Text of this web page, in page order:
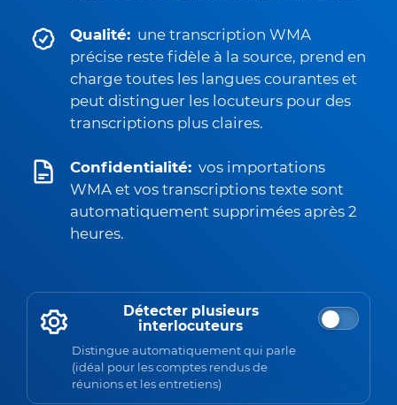
Qualité: une transcription WMA
précise reste fidèle à la source, prend en
charge toutes les langues courantes et
peut distinguer les locuteurs pour des
transcriptions plus claires.
Confidentialité: vos importations
WMA et vos transcriptions texte sont
automatiquement supprimées après 2
heures.
Détecter plusieurs
interlocuteurs
Distingue automatiquement qui parle
(idéal pour les comptes rendus de
réunions et les entretiens)